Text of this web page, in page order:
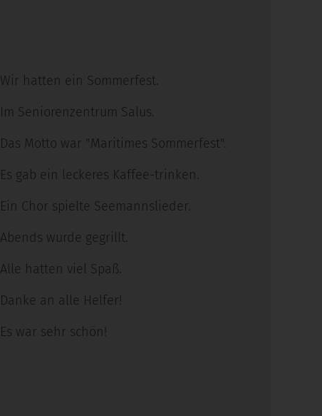
Wir hatten ein Sommerfest.
Im Seniorenzentrum Salus.
Das Motto war "Maritimes Sommerfest".
Es gab ein leckeres Kaffee-trinken.
Ein Chor spielte Seemannslieder.
Abends wurde gegrillt.
Alle hatten viel Spaß.
Danke an alle Helfer!
Es war sehr schön!